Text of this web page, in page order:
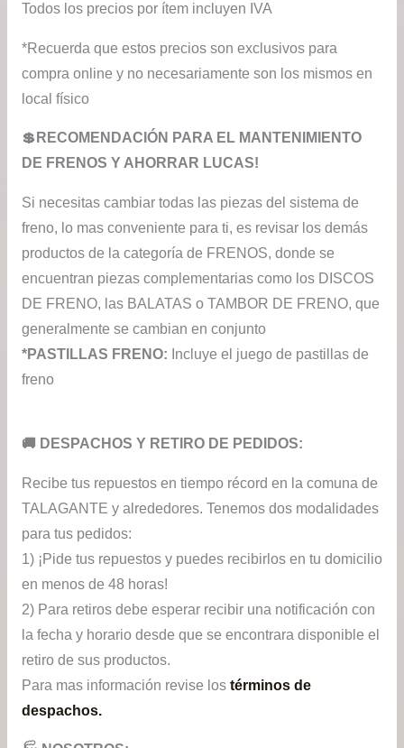
Todos los precios por ítem incluyen IVA
*Recuerda que estos precios son exclusivos para
compra online y no necesariamente son los mismos en
local físico
💲RECOMENDACIÓN PARA EL MANTENIMIENTO
DE FRENOS Y AHORRAR LUCAS!
Si necesitas cambiar todas las piezas del sistema de
freno, lo mas conveniente para ti, es revisar los demás
productos de la categoría de FRENOS, donde se
encuentran piezas complementarias como los DISCOS
DE FRENO, las BALATAS o TAMBOR DE FRENO, que
generalmente se cambian en conjunto
*PASTILLAS FRENO: Incluye el juego de pastillas de
freno
​🚚​ DESPACHOS Y RETIRO DE PEDIDOS:
Recibe tus repuestos en tiempo récord en la comuna de
TALAGANTE y alrededores. Tenemos dos modalidades
para tus pedidos:
1) ¡Pide tus repuestos y puedes recibirlos en tu domicilio
en menos de 48 horas!
2) Para retiros debe esperar recibir una notificación con
la fecha y horario desde que se encontrara disponible el
retiro de sus productos.
Para mas información revise los términos de
despachos.